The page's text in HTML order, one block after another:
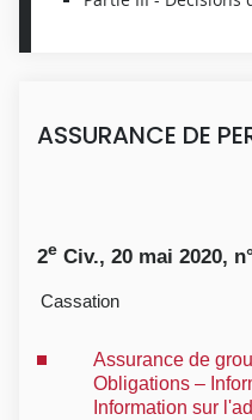
ASSURANCE DE
2e Civ., 20 mai 2020,
Cassation
Assurance de
Obligations –
Information sur